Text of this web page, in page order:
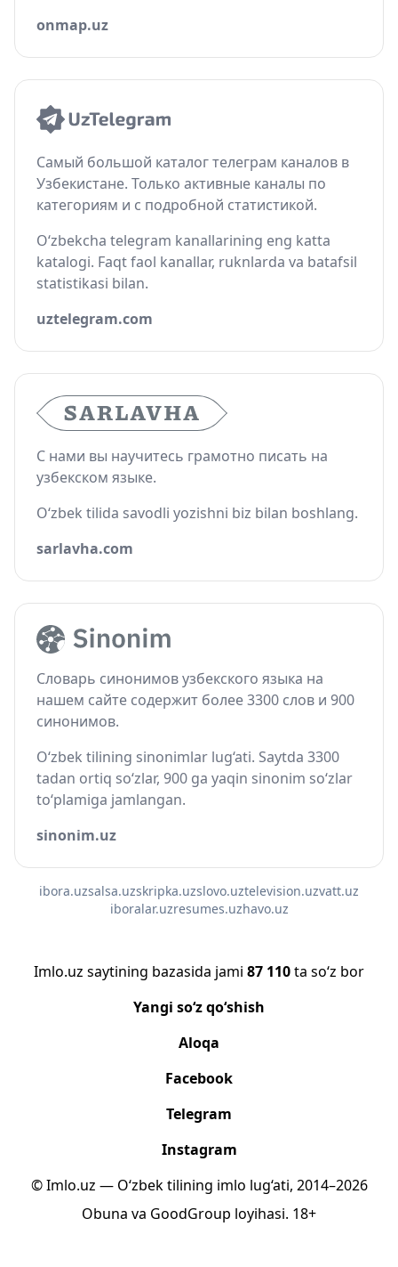
onmap.uz
Самый большой каталог телеграм каналов в
Узбекистане. Только активные каналы по
категориям и с подробной статистикой.
O‘zbekcha telegram kanallarining eng katta
katalogi. Faqt faol kanallar, ruknlarda va batafsil
statistikasi bilan.
uztelegram.com
С нами вы научитесь грамотно писать на
узбекском языке.
O‘zbek tilida savodli yozishni biz bilan boshlang.
sarlavha.com
Словарь синонимов узбекского языка на
нашем сайте содержит более 3300 слов и 900
синонимов.
O‘zbek tilining sinonimlar lug‘ati. Saytda 3300
tadan ortiq so‘zlar, 900 ga yaqin sinonim so‘zlar
to‘plamiga jamlangan.
sinonim.uz
ibora.uzsalsa.uzskripka.uzslovo.uztelevision.uzvatt.uz
iboralar.uzresumes.uzhavo.uz
Imlo.uz saytining bazasida jami 87 110ta so‘z bor
Yangi so‘z qo‘shish
Aloqa
Facebook
Telegram
Instagram
© Imlo.uz — O‘zbek tilining imlo lug‘ati, 2014–2026
Obuna va GoodGroup loyihasi. 18+